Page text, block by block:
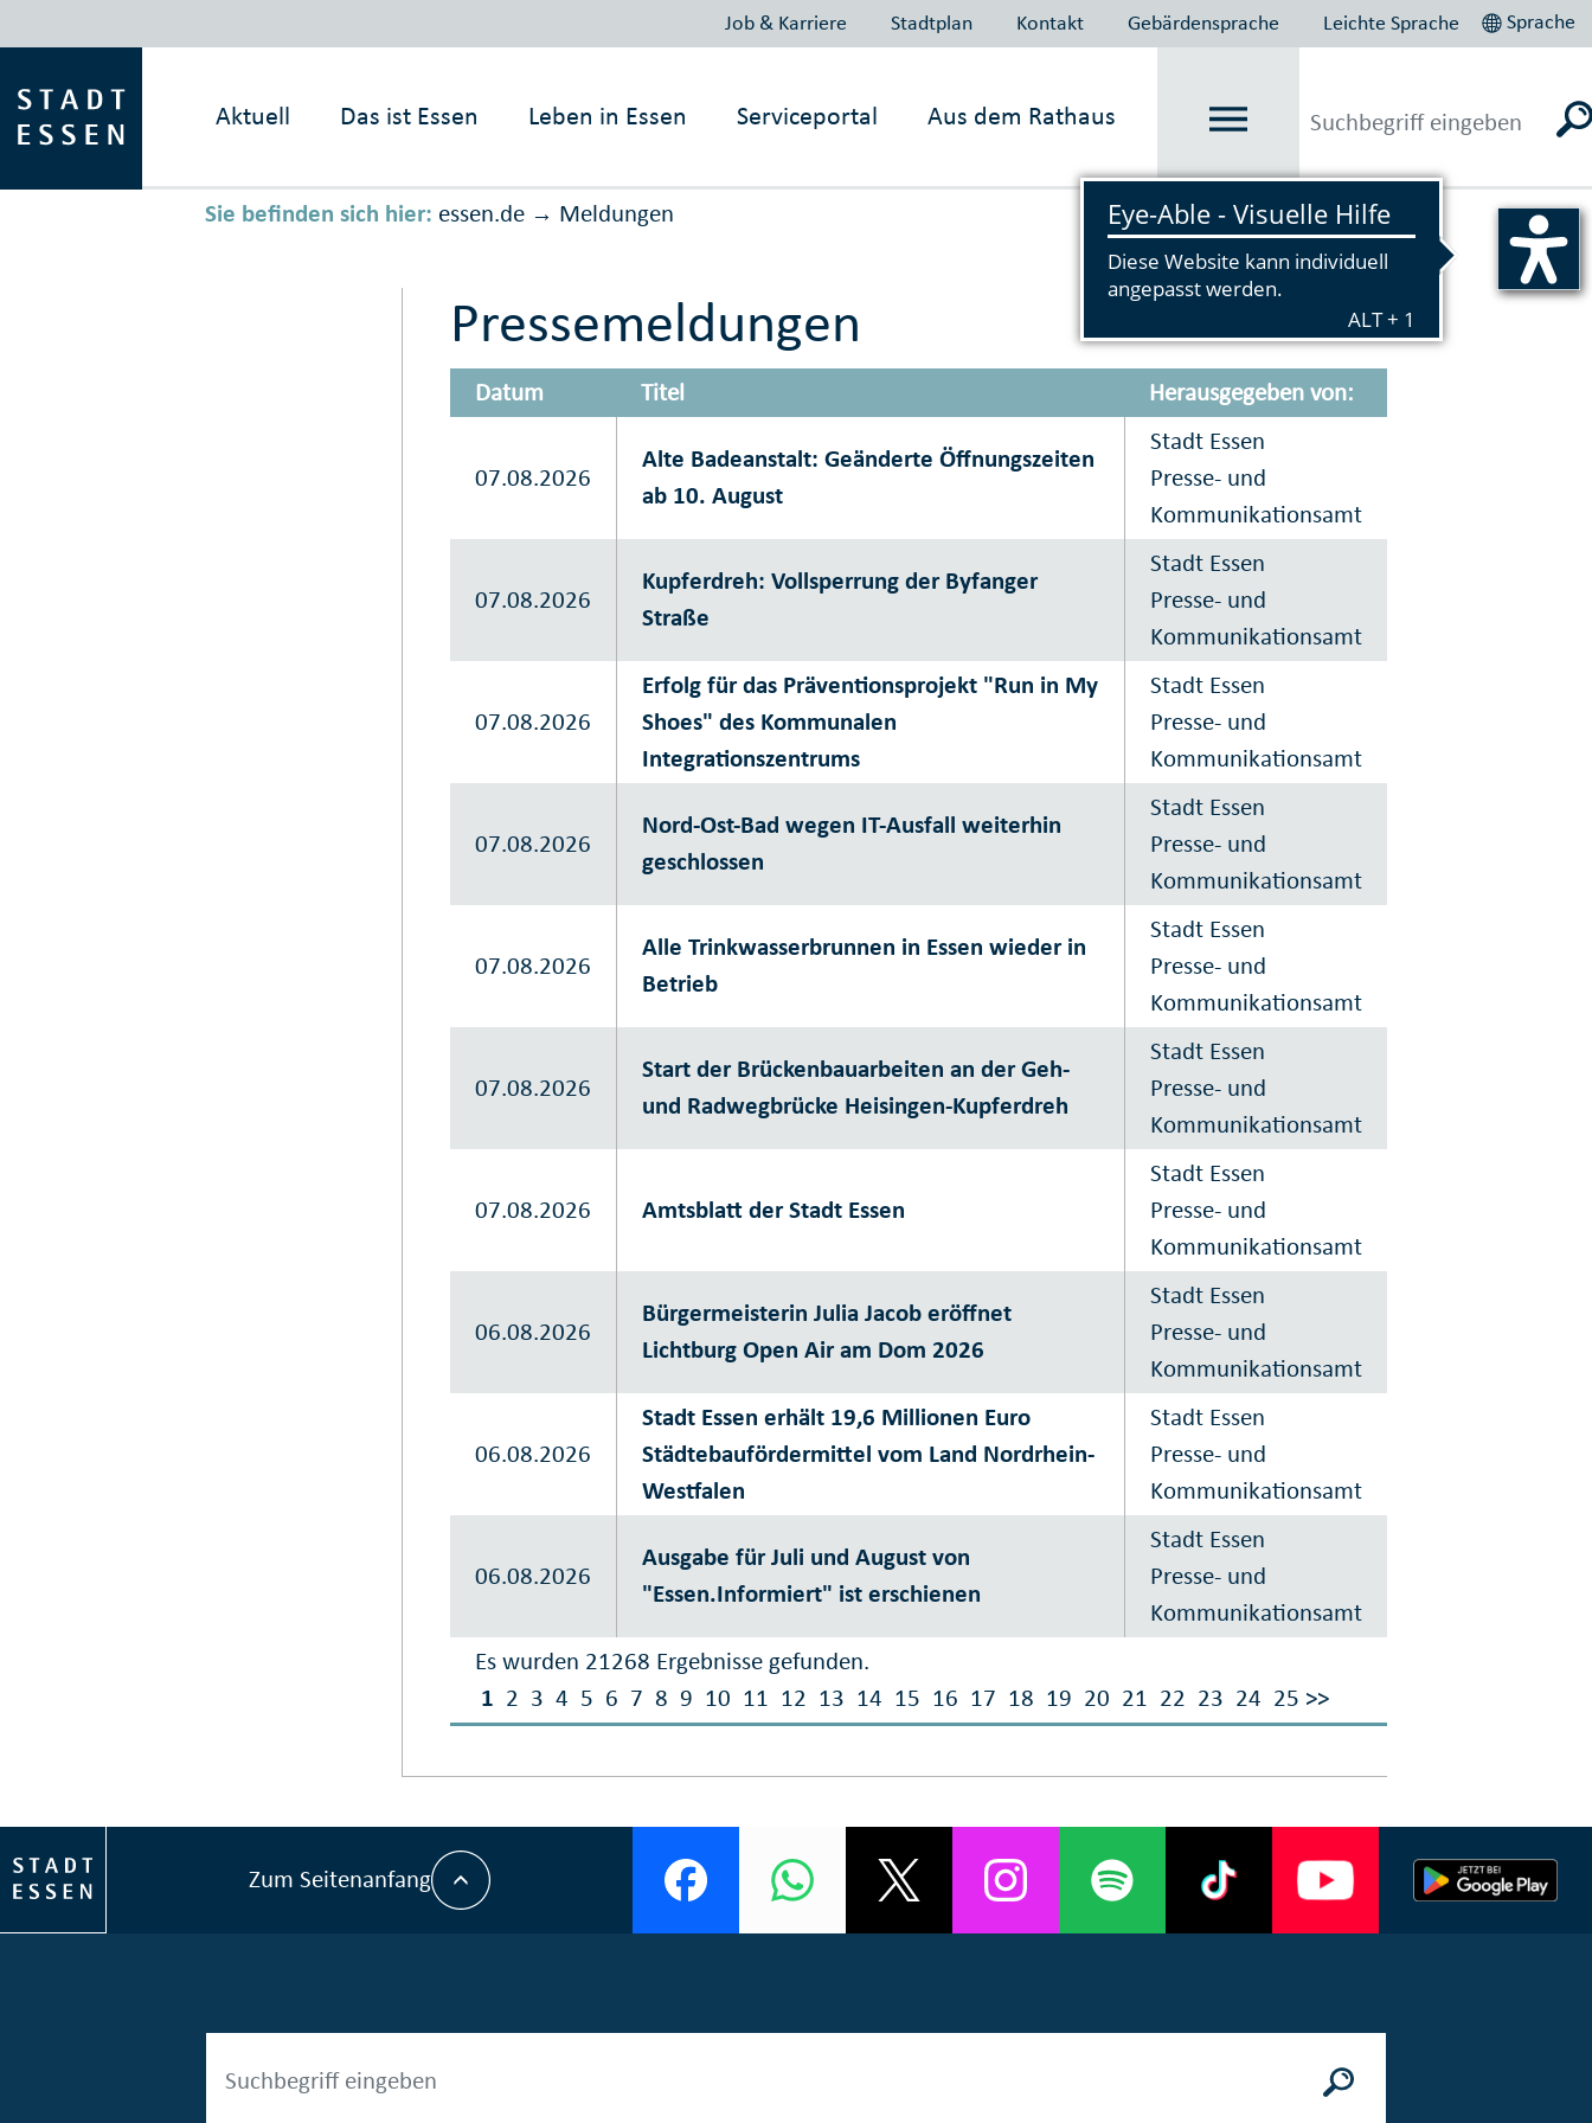
Job & Karriere Stadtplan Kontakt Gebärdensprache Leichte Sprache Sprache
Aktuell Das ist Essen Leben in Essen Serviceportal Aus dem Rathaus
Sie befinden sich hier: essen.de → Meldungen Vorlesen
Pressemeldungen
Datum Titel Herausgegeben von:
Es wurden 21268 Ergebnisse gefunden.
1 2 3 4 5 6 7 8 9 10 11 12 13 14 15 16 17 18 19 20 21 22 23 24 25 >>
07.08.2026
Alte Badeanstalt: Geänderte Öffnungszeiten
ab 10. August
Stadt Essen
Presse- und
Kommunikationsamt
07.08.2026
Kupferdreh: Vollsperrung der Byfanger
Straße
Stadt Essen
Presse- und
Kommunikationsamt
07.08.2026
Erfolg für das Präventionsprojekt "Run in My
Shoes" des Kommunalen
Integrationszentrums
Stadt Essen
Presse- und
Kommunikationsamt
07.08.2026
Nord-Ost-Bad wegen IT-Ausfall weiterhin
geschlossen
Stadt Essen
Presse- und
Kommunikationsamt
07.08.2026
Alle Trinkwasserbrunnen in Essen wieder in
Betrieb
Stadt Essen
Presse- und
Kommunikationsamt
07.08.2026
Start der Brückenbauarbeiten an der Geh-
und Radwegbrücke Heisingen-Kupferdreh
Stadt Essen
Presse- und
Kommunikationsamt
07.08.2026 Amtsblatt der Stadt Essen
Stadt Essen
Presse- und
Kommunikationsamt
06.08.2026
Bürgermeisterin Julia Jacob eröffnet
Lichtburg Open Air am Dom 2026
Stadt Essen
Presse- und
Kommunikationsamt
06.08.2026
Stadt Essen erhält 19,6 Millionen Euro
Städtebaufördermittel vom Land Nordrhein-
Westfalen
Stadt Essen
Presse- und
Kommunikationsamt
06.08.2026
Ausgabe für Juli und August von
"Essen.Informiert" ist erschienen
Stadt Essen
Presse- und
Kommunikationsamt
Zum Seitenanfang